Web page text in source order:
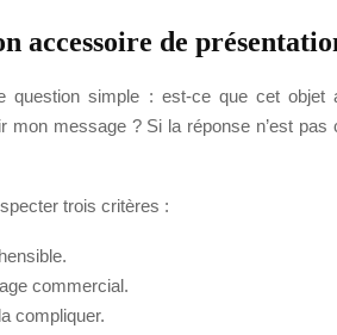
accessoire de
question simple : est-ce que cet objet
mon message ? Si la réponse n’est pas
trois critères :
commercial.
compliquer.